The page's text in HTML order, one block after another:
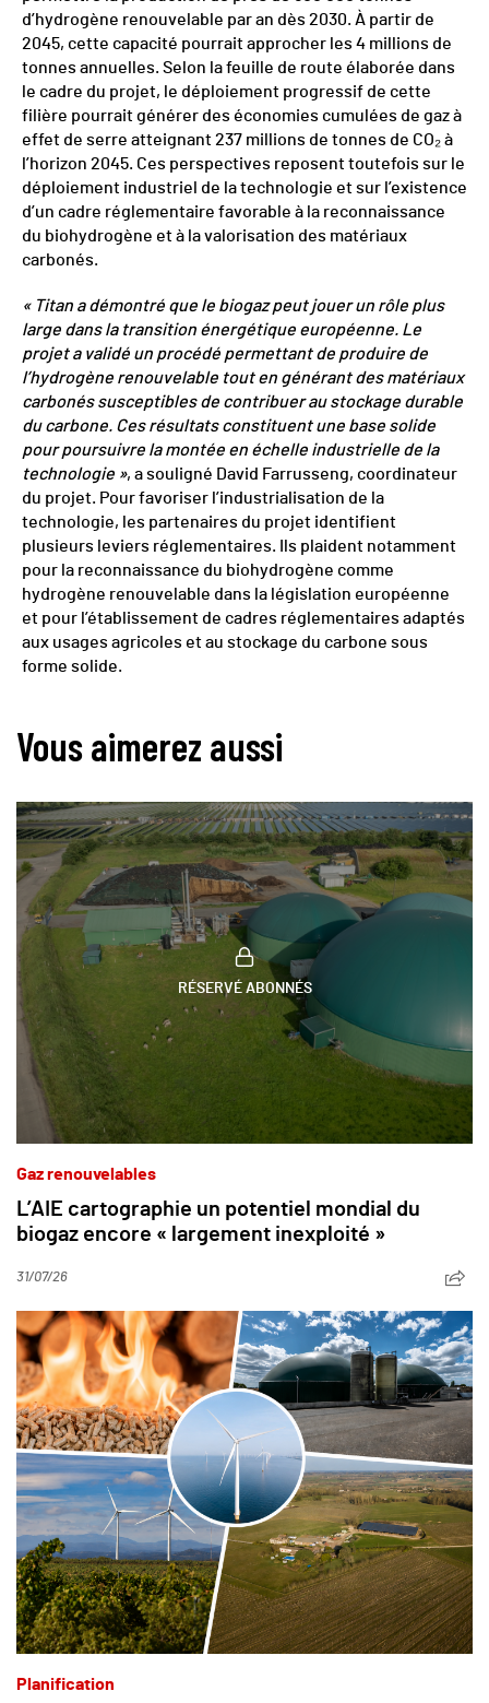
d’hydrogène renouvelable par an dès 2030. À partir de
2045, cette capacité pourrait approcher les 4 millions de
tonnes annuelles. Selon la feuille de route élaborée dans
le cadre du projet, le déploiement progressif de cette
filière pourrait générer des économies cumulées de gaz à
effet de serre atteignant 237 millions de tonnes de CO₂ à
l’horizon 2045. Ces perspectives reposent toutefois sur le
déploiement industriel de la technologie et sur l’existence
d’un cadre réglementaire favorable à la reconnaissance
du biohydrogène et à la valorisation des matériaux
carbonés.
« Titan a démontré que le biogaz peut jouer un rôle plus
large dans la transition énergétique européenne. Le
projet a validé un procédé permettant de produire de
l’hydrogène renouvelable tout en générant des matériaux
carbonés susceptibles de contribuer au stockage durable
du carbone. Ces résultats constituent une base solide
pour poursuivre la montée en échelle industrielle de la
technologie », a souligné David Farrusseng, coordinateur
du projet. Pour favoriser l’industrialisation de la
technologie, les partenaires du projet identifient
plusieurs leviers réglementaires. Ils plaident notamment
pour la reconnaissance du biohydrogène comme
hydrogène renouvelable dans la législation européenne
et pour l’établissement de cadres réglementaires adaptés
aux usages agricoles et au stockage du carbone sous
forme solide.
Vous aimerez aussi
RÉSERVÉ ABONNÉS
Gaz renouvelables
L’AIE cartographie un potentiel mondial du
biogaz encore « largement inexploité »
31/07/26
Planification